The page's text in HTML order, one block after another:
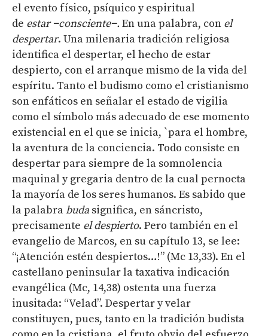
el evento físico, psíquico y espiritual
de estar−consciente−.En una palabra, con el
despertar. Una milenaria tradición religiosa
identifica el despertar, el hecho de estar
despierto, con el arranque mismo de la vida del
espíritu. Tanto el budismo como el cristianismo
son enfáticos en señalar el estado de vigilia
como el símbolo más adecuado de ese momento
existencial en el que se inicia, `para el hombre,
la aventura de la conciencia. Todo consiste en
despertar para siempre de la somnolencia
maquinal y gregaria dentro de la cual pernocta
la mayoría de los seres humanos. Es sabido que
la palabrabuda significa, en sáncristo,
precisamente el despierto. Pero también en el
evangelio de Marcos, en su capítulo 13, se lee:
“¡Atención estén despiertos…!” (Mc 13,33). En el
castellano peninsular la taxativa indicación
evangélica (Mc, 14,38) ostenta una fuerza
inusitada: “Velad”. Despertar y velar
constituyen, pues, tanto en la tradición budista